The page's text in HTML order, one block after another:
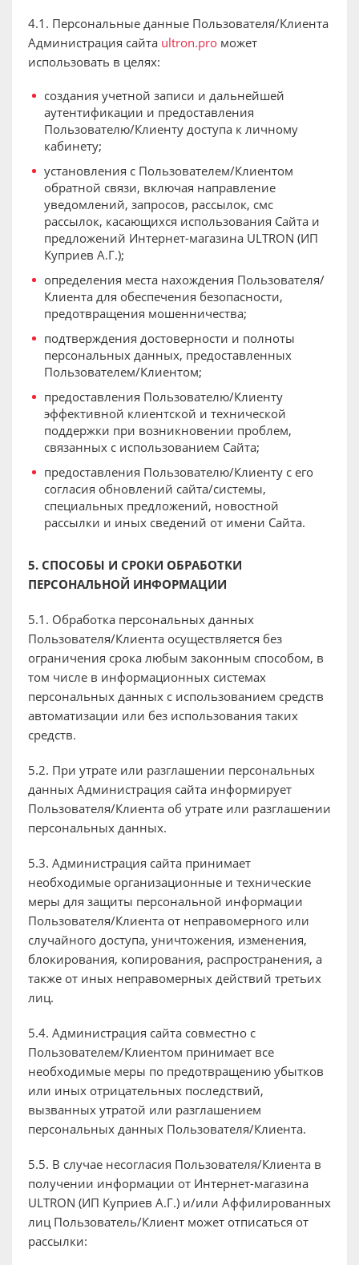
4.1. Персональные данные Пользователя/Клиента
Администрация сайта ultron.pro может
использовать в целях:
создания учетной записи и дальнейшей
аутентификации и предоставления
Пользователю/Клиенту доступа к личному
кабинету;
установления с Пользователем/Клиентом
обратной связи, включая направление
уведомлений, запросов, рассылок, смс
рассылок, касающихся использования Сайта и
предложений Интернет-магазина ULTRON (ИП
Куприев А.Г.);
определения места нахождения Пользователя/
Клиента для обеспечения безопасности,
предотвращения мошенничества;
подтверждения достоверности и полноты
персональных данных, предоставленных
Пользователем/Клиентом;
предоставления Пользователю/Клиенту
эффективной клиентской и технической
поддержки при возникновении проблем,
связанных с использованием Сайта;
предоставления Пользователю/Клиенту с его
согласия обновлений сайта/системы,
специальных предложений, новостной
рассылки и иных сведений от имени Сайта.
5. СПОСОБЫ И СРОКИ ОБРАБОТКИ
ПЕРСОНАЛЬНОЙ ИНФОРМАЦИИ
5.1. Обработка персональных данных
Пользователя/Клиента осуществляется без
ограничения срока любым законным способом, в
том числе в информационных системах
персональных данных с использованием средств
автоматизации или без использования таких
средств.
5.2. При утрате или разглашении персональных
данных Администрация сайта информирует
Пользователя/Клиента об утрате или разглашении
персональных данных.
5.3. Администрация сайта принимает
необходимые организационные и технические
меры для защиты персональной информации
Пользователя/Клиента от неправомерного или
случайного доступа, уничтожения, изменения,
блокирования, копирования, распространения, а
также от иных неправомерных действий третьих
лиц.
5.4. Администрация сайта совместно с
Пользователем/Клиентом принимает все
необходимые меры по предотвращению убытков
или иных отрицательных последствий,
вызванных утратой или разглашением
персональных данных Пользователя/Клиента.
5.5. В случае несогласия Пользователя/Клиента в
получении информации от Интернет-магазина
ULTRON (ИП Куприев А.Г.) и/или Аффилированных
лиц Пользователь/Клиент может отписаться от
рассылки: